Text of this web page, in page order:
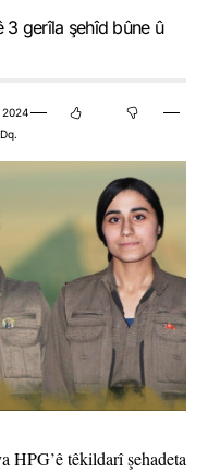
3 gerîla şehîd bûne û
2024
HPG’ê têkildarî şehadeta